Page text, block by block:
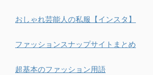
おしゃれ芸能人の私服【インスタ】
ファッションスナップサイトまとめ
超基本のファッション用語